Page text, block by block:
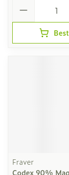
Fraver
Codex 90%